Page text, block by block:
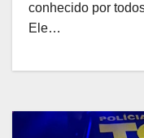
conhecido por
Ele…